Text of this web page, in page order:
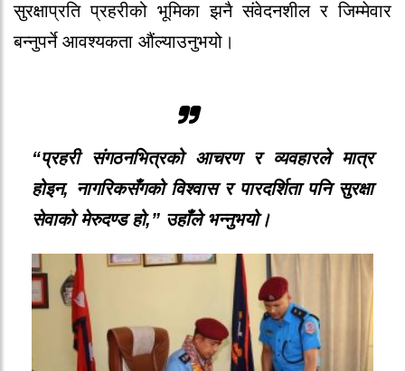
सुरक्षाप्रति प्रहरीको भूमिका झनै संवेदनशील र जिम्मेवार
बन्नुपर्ने आवश्यकता औंल्याउनुभयो।
“प्रहरी संगठनभित्रको आचरण र व्यवहारले मात्र
होइन, नागरिकसँगको विश्वास र पारदर्शिता पनि सुरक्षा
सेवाको मेरुदण्ड हो,” उहाँले भन्नुभयो।